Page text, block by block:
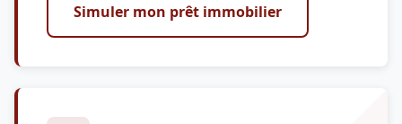
Simuler mon prêt immobilier